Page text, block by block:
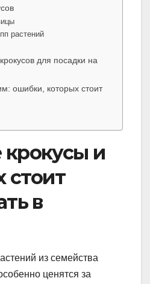
растений
для посадки на
ошибки, которых стоит
крокусы и
стоит
в
из семейства
ценятся за